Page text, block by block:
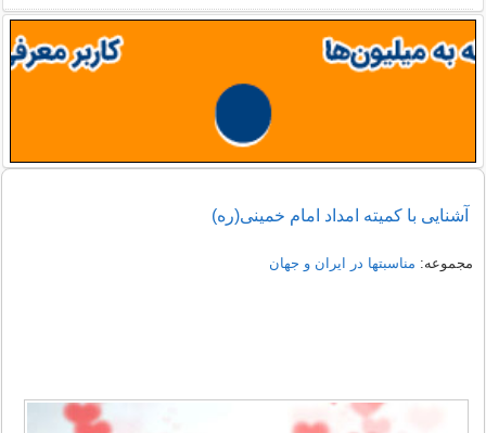
آشنایی با کمیته امداد امام خمینی(ره)
مجموعه: مناسبتها در ایران و جهان